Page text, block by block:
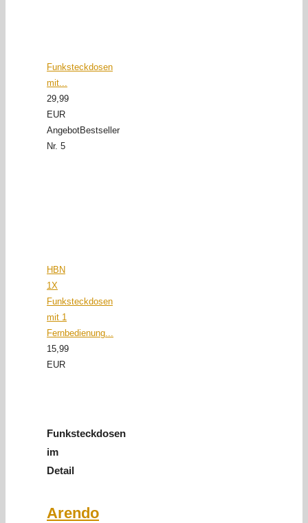
Funksteckdosen
mit...
29,99
EUR
AngebotBestseller
Nr. 5
HBN
1X
Funksteckdosen
mit 1
Fernbedienung...
15,99
EUR
Funksteckdosen
im
Detail
Arendo